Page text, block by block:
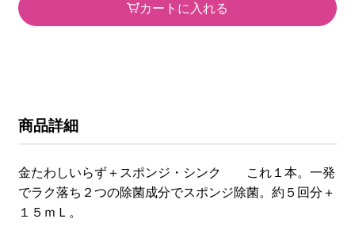
カートに入れる
商品詳細
金たわしいらず＋スポンジ・シンク これ１本。一発
でラク落ち２つの除菌成分でスポンジ除菌。約５回分＋
１５ｍＬ。